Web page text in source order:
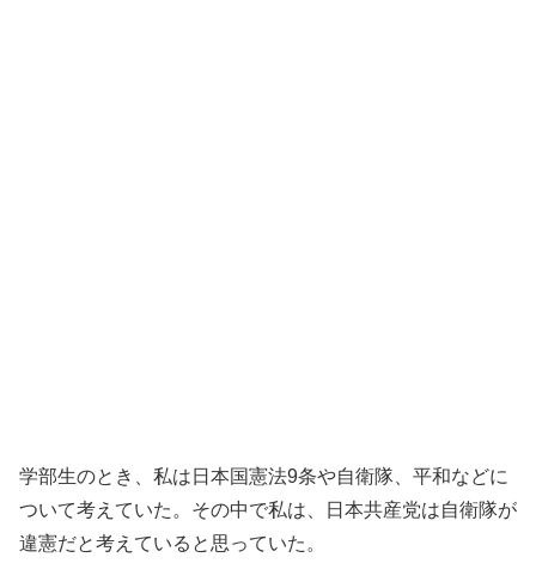
学部生のとき、私は日本国憲法9条や自衛隊、平和などに
ついて考えていた。その中で私は、日本共産党は自衛隊が
違憲だと考えていると思っていた。